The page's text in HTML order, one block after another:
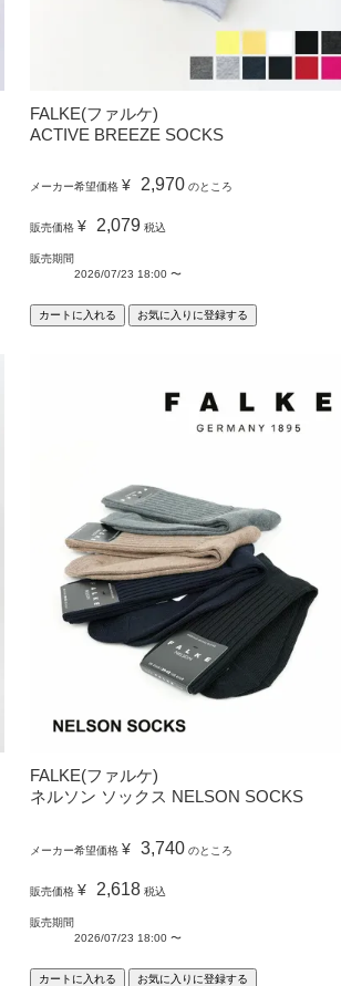
FALKE(ファルケ)
ACTIVE BREEZE SOCKS
メーカー希望価格 ¥ 2,970 のところ
販売価格 ¥ 2,079 税込
販売期間
2026/07/23 18:00 〜
カートに入れる お気に入りに登録する
FALKE(ファルケ)
ネルソン ソックス NELSON SOCKS
メーカー希望価格 ¥ 3,740 のところ
販売価格 ¥ 2,618 税込
販売期間
2026/07/23 18:00 〜
カートに入れる お気に入りに登録する